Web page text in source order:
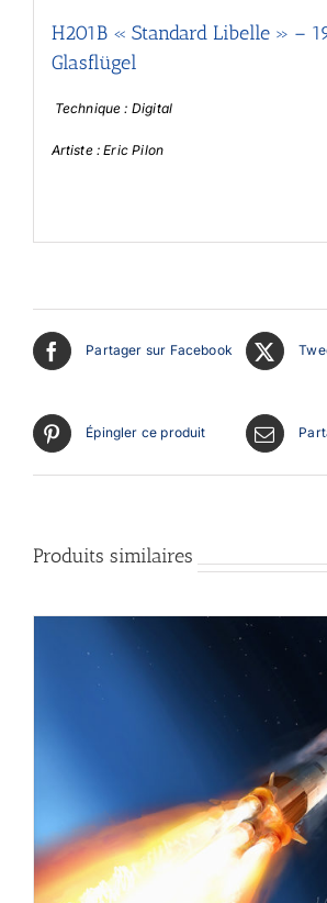
H201B « Standard Libelle » –
Glasflügel
Technique : Digital
Artiste : Eric Pilon
Partager sur Facebook
Épingler ce produit
Produits similaires